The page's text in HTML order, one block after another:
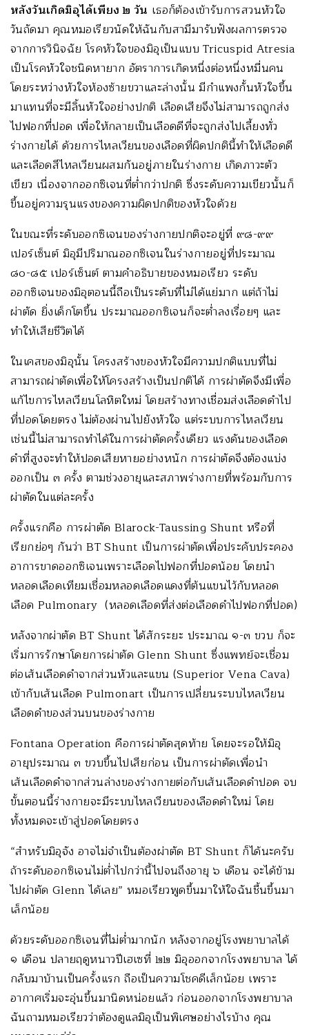
หลังวันเกิดมิอุได้เพียง ๒ วัน เธอก็ต้องเข้ารับการสวนหัวใจ
วันถัดมา คุณหมอเรียวนัดให้ฉันกับสามีมารับฟังผลการตรวจ
จากการวินิจฉัย โรคหัวใจของมิอุเป็นแบบ Tricuspid Atresia
เป็นโรคหัวใจชนิดหายาก อัตราการเกิดหนึ่งต่อหนึ่งหมื่นคน
โดยระหว่างหัวใจห้องซ้ายขวาและล่างนั้น มีกำแพงกั้นหัวใจขึ้น
มาแทนที่จะมีลิ้นหัวใจอย่างปกติ เลือดเสียจึงไม่สามารถถูกส่ง
ไปฟอกที่ปอด เพื่อให้กลายเป็นเลือดดีที่จะถูกส่งไปเลี้ยงทั่ว
ร่างกายได้ ด้วยการไหลเวียนของเลือดที่ผิดปกตินี้ทำให้เลือดดี
และเลือดสีไหลเวียนผสมกันอยู่ภายในร่างกาย เกิดภาวะตัว
เขียว เนื่องจากออกซิเจนที่ต่ำกว่าปกติ ซึ่งระดับความเขียวนั้นก็
ขึ้นอยู่ความรุนแรงของความผิดปกติของหัวใจด้วย
ในขณะที่ระดับออกซิเจนของร่างกายปกติจะอยู่ที่ ๙๘-๙๙
เปอร์เซ็นต์ มิอุมีปริมาณออกซิเจนในร่างกายอยู่ที่ประมาณ
๘๐-๘๕ เปอร์เซ็นต์ ตามคำอธิบายของหมอเรียว ระดับ
ออกซิเจนของมิอุตอนนี้ถือเป็นระดับที่ไม่ได้แย่มาก แต่ถ้าไม่
ผ่าตัด ยิ่งเด็กโตขึ้น ประมาณออกซิเจนก็จะต่ำลงเรื่อยๆ และ
ทำให้เสียชีวิตได้
ในเคสของมิอุนั้น โครงสร้างของหัวใจมีความปกติแบบที่ไม่
สามารถผ่าตัดเพื่อให้โครงสร้างเป็นปกติได้ การผ่าตัดจึงมีเพื่อ
แก้ไขการไหลเวียนโลหิตใหม่ โดยสร้างทางเชื่อมส่งเลือดดำไป
ที่ปอดโดยตรง ไม่ต้องผ่านไปยังหัวใจ แต่ระบบการไหลเวียน
เช่นนี้ไม่สามารถทำได้ในการผ่าตัดครั้งเดียว แรงดันของเลือด
ดำที่สูงจะทำให้ปอดเสียหายอย่างหนัก การผ่าตัดจึงต้องแบ่ง
ออกเป็น ๓ ครั้ง ตามช่วงอายุและสภาพร่างกายที่พร้อมกับการ
ผ่าตัดในแต่ละครั้ง
ครั้งแรกคือ การผ่าตัด Blarock-Taussing Shunt หรือที่
เรียกย่อๆ กันว่า BT Shunt เป็นการผ่าตัดเพื่อประคับประคอง
อาการขาดออกซิเจนเพราะเลือดไปฟอกที่ปอดน้อย โดยนำ
หลอดเลือดเทียมเชื่อมหลอดเลือดแดงที่ต้นแขนไว้กับหลอด
เลือด Pulmonary (หลอดเลือดที่ส่งต่อเลือดดำไปฟอกที่ปอด)
หลังจากผ่าตัด BT Shunt ได้สักระยะ ประมาณ ๑-๓ ขวบ ก็จะ
เริ่มการรักษาโดยการผ่าตัด Glenn Shunt ซึ่งแพทย์จะเชื่อม
ต่อเส้นเลือดดำจากส่วนหัวและแขน (Superior Vena Cava)
เข้ากับเส้นเลือด Pulmonart เป็นการเปลี่ยนระบบไหลเวียน
เลือดดำของส่วนบนของร่างกาย
Fontana Operation คือการผ่าตัดสุดท้าย โดยจะรอให้มิอุ
อายุประมาณ ๓ ขวบขึ้นไปเสียก่อน เป็นการผ่าตัดเพื่อนำ
เส้นเลือดดำจากส่วนล่างของร่างกายต่อกับเส้นเลือดดำปอด จบ
ขั้นตอนนี้ร่างกายจะมีระบบไหลเวียนของเลือดดำใหม่ โดย
ทั้งหมดจะเข้าสู่ปอดโดยตรง
“สำหรับมิอุจัง อาจไม่จำเป็นต้องผ่าตัด BT Shunt ก็ได้นะครับ
ถ้าระดับออกซิเจนไม่ต่ำไปกว่านี้ไปจนถึงอายุ ๖ เดือน จะได้ข้าม
ไปผ่าตัด Glenn ได้เลย” หมอเรียวพูดขึ้นมาให้ใจฉันชื้นขึ้นมา
เล็กน้อย
ด้วยระดับออกซิเจนที่ไม่ต่ำมากนัก หลังจากอยู่โรงพยาบาลได้
๑ เดือน ปลายฤดูหนาวปีเฮเซที่ ๒๒ มิอุออกจากโรงพยาบาล ได้
กลับมาบ้านเป็นครั้งแรก ถือเป็นความโชคดีเล็กน้อย เพราะ
อากาศเริ่มจะอุ่นขึ้นมานิดหน่อยแล้ว ก่อนออกจากโรงพยาบาล
ฉันถามหมอเรียวว่าต้องดูแลมิอุเป็นพิเศษอย่างไรบ้าง คุณ